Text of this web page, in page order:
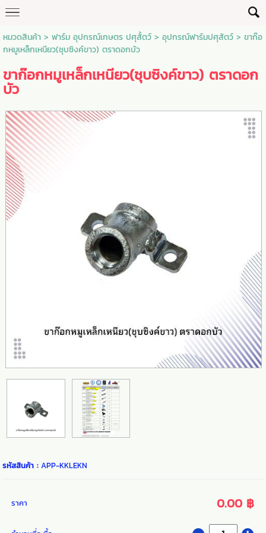
หมวดสินค้า> ฟาร์ม อุปกรณ์เกษตร ปศุสั้ตว์> อุปกรณ์ฟาร์มปศุสัตว์> ขาก๊อ
กหมูเหล็กเหนียว(ชุบซิงค์ขาว) ตราดอกบัว
ขาก๊อกหมูเหล็กเหนียว(ชุบซิงค์ขาว) ตราดอก
บัว
รหัสสินค้า :APP-KKLEKN
ราคา 0.00 ฿